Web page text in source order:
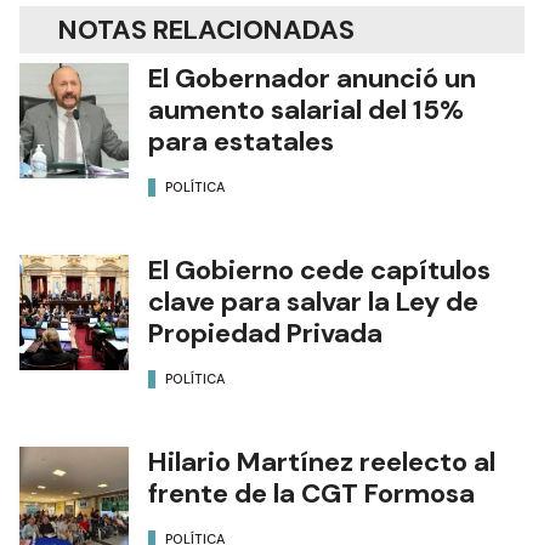
NOTAS RELACIONADAS
El Gobernador anunció un
aumento salarial del 15%
para estatales
POLÍTICA
El Gobierno cede capítulos
clave para salvar la Ley de
Propiedad Privada
POLÍTICA
Hilario Martínez reelecto al
frente de la CGT Formosa
POLÍTICA